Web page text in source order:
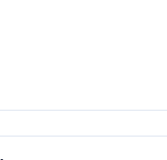
Aufenthalt sehr genossen